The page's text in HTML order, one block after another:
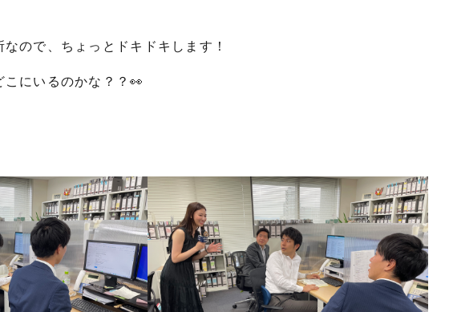
ので、ちょっとドキドキします！
にいるのかな？？👀